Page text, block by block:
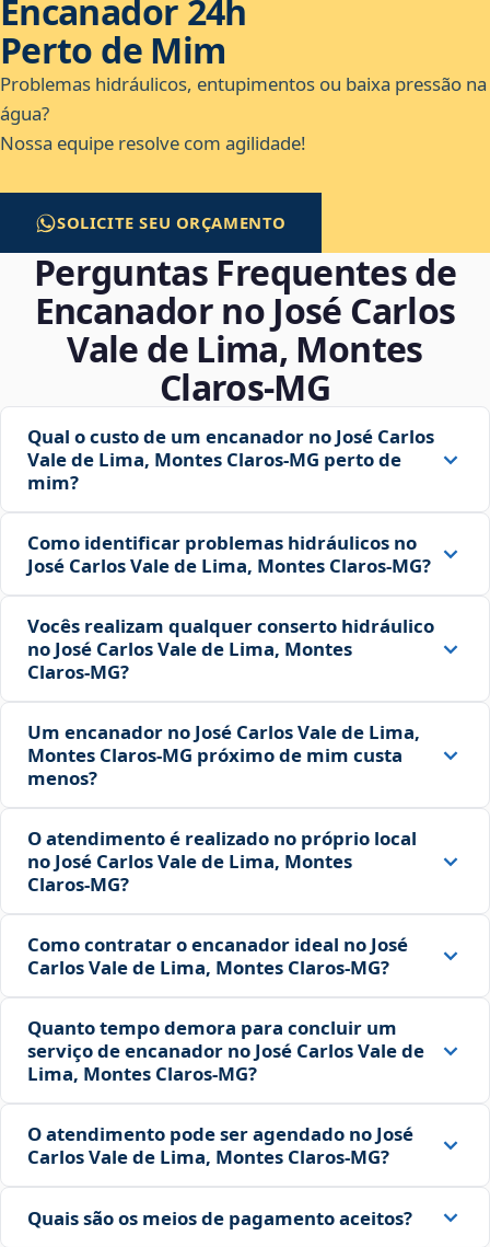
Encanador 24h
Perto de Mim
Problemas hidráulicos, entupimentos ou baixa pressão na
água?
Nossa equipe resolve com agilidade!
SOLICITE SEU ORÇAMENTO
Perguntas Frequentes de
Encanador no José Carlos
Vale de Lima, Montes
Claros‑MG
Qual o custo de um encanador no José Carlos
Vale de Lima, Montes Claros‑MG perto de
mim?
Como identificar problemas hidráulicos no
José Carlos Vale de Lima, Montes Claros‑MG?
Vocês realizam qualquer conserto hidráulico
no José Carlos Vale de Lima, Montes
Claros‑MG?
Um encanador no José Carlos Vale de Lima,
Montes Claros‑MG próximo de mim custa
menos?
O atendimento é realizado no próprio local
no José Carlos Vale de Lima, Montes
Claros‑MG?
Como contratar o encanador ideal no José
Carlos Vale de Lima, Montes Claros‑MG?
Quanto tempo demora para concluir um
serviço de encanador no José Carlos Vale de
Lima, Montes Claros‑MG?
O atendimento pode ser agendado no José
Carlos Vale de Lima, Montes Claros‑MG?
Quais são os meios de pagamento aceitos?